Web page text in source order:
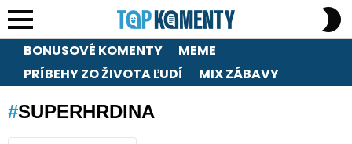
Menu
BONUSOVÉ KOMENTY
MEME
PRÍBEHY ZO ŽIVOTA ĽUDÍ
MIX ZÁBAVY
SUPERHRDINA